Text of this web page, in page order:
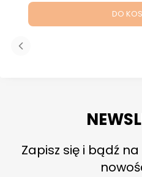
DO
Zapisz się i bądź